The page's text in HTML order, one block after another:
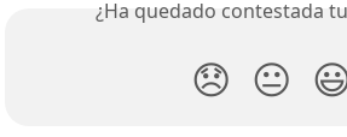
¿Ha quedado contestada
😞 😐